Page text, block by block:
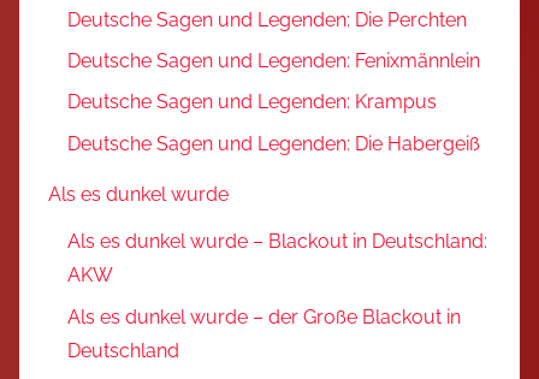
Deutsche Sagen und Legenden: Die Perchten
Deutsche Sagen und Legenden: Fenixmännlein
Deutsche Sagen und Legenden: Krampus
Deutsche Sagen und Legenden: Die Habergeiß
Als es dunkel wurde
Als es dunkel wurde – Blackout in Deutschland:
AKW
Als es dunkel wurde – der Große Blackout in
Deutschland